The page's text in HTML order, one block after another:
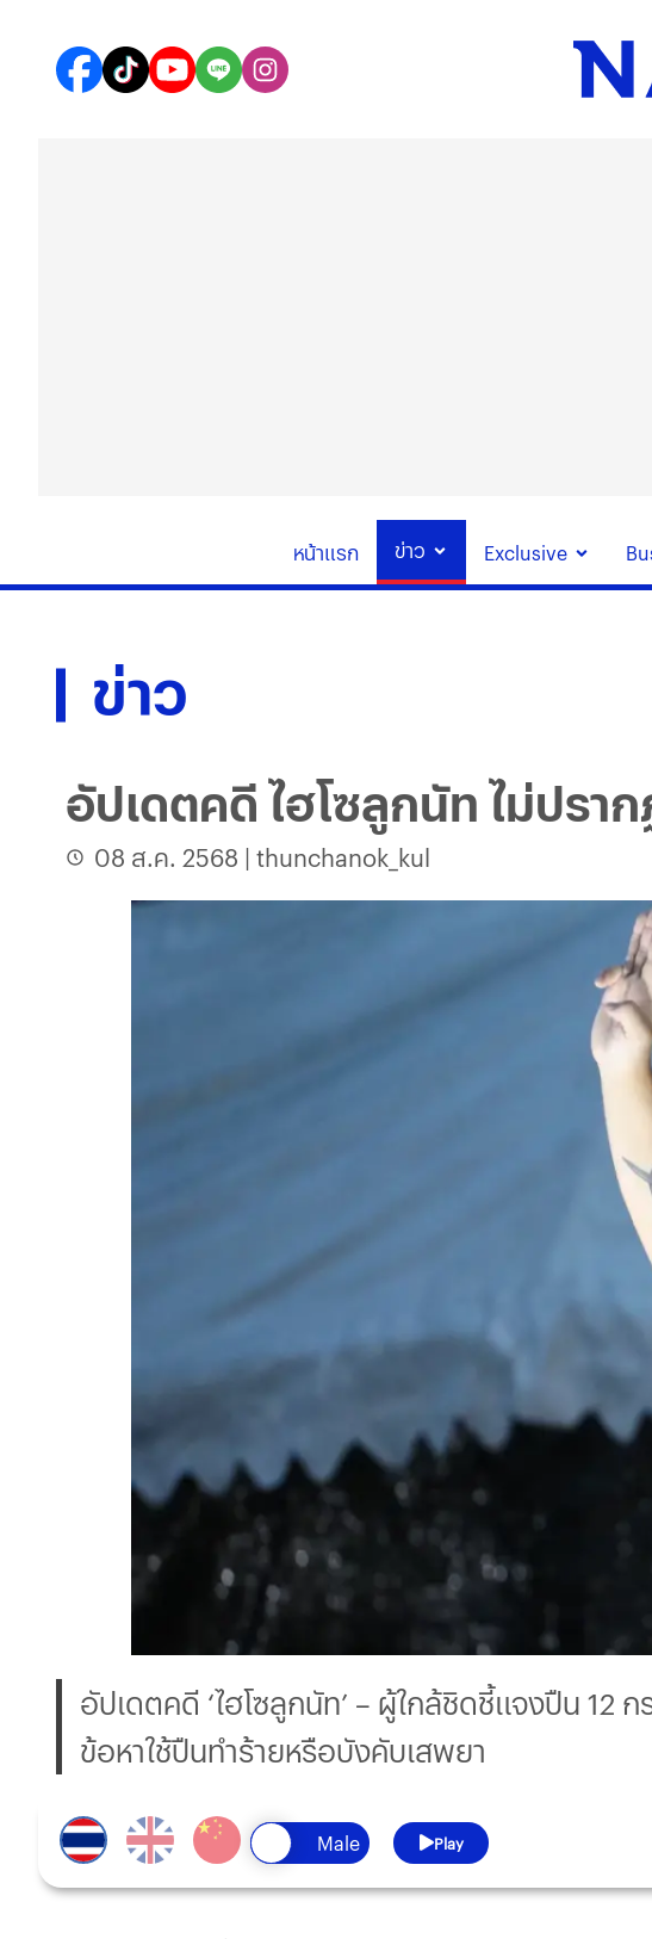
หน้าแรก ข่าว Exclusive
ข่าว
อัปเดตคดี ไฮโซลูกนัท ไม่ปรา
08 ส.ค. 2568 | thunchanok_kul
อัปเดตคดี ‘ไฮโซลูกนัท’ – ผู้ใกล้ชิดชี้แจงปืน 12
ข้อหาใช้ปืนทำร้ายหรือบังคับเสพยา
Play